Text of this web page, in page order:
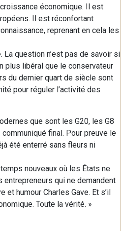
économique. Il est
Il est réconfortant
reprenant en cela les
La question n’est pas de savoir si
plus libéral que le conservateur
du dernier quart de siècle sont
pour réguler l’activité des
que sont les G20, les G8
final. Pour preuve le
été enterré sans fleurs ni
nouveaux où les États ne
qui ne demandent
et humour Charles Gave. Et s’il
Toute la vérité. »